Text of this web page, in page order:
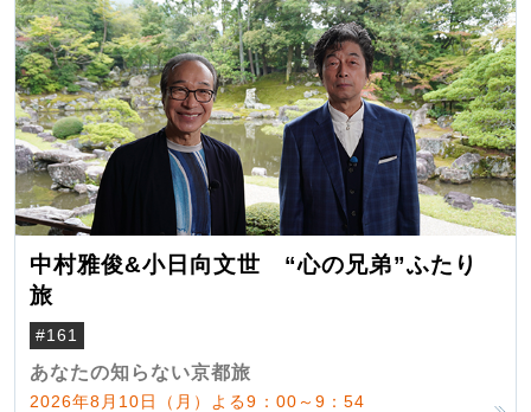
中村雅俊&小日向文世 “心の兄弟”ふたり
旅
#161
あなたの知らない京都旅
2026年8月10日（月）よる9：00～9：54